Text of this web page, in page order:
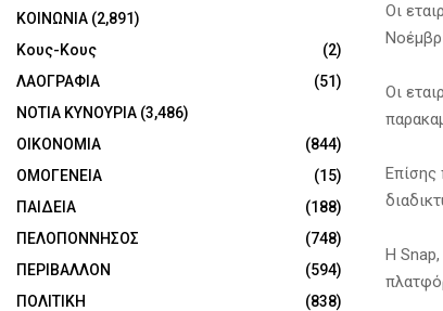
Οι
Οι
Επίσης
Η
ΚΟΙΝΩΝΙΑ (2,891)
Κους-Κους
(2)
ΛΑΟΓΡΑΦΙΑ
(51)
ΝΟΤΙΑ ΚΥΝΟΥΡΙΑ (3,486)
ΟΙΚΟΝΟΜΙΑ
(844)
ΟΜΟΓΕΝΕΙΑ
(15)
ΠΑΙΔΕΙΑ
(188)
ΠΕΛΟΠΟΝΝΗΣΟΣ
(748)
ΠΕΡΙΒΑΛΛΟΝ
(594)
ΠΟΛΙΤΙΚΗ
(838)